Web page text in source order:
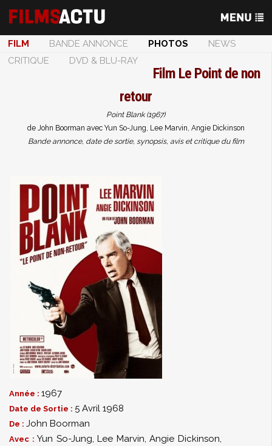
FILM BANDE ANNONCE PHOTOS
NEWS
CRITIQUE
DVD & BLU-RAY
Film Le Point de non
retour
Point Blank (1967)
de John Boorman avec Yun So-Jung, Lee Marvin, Angie Dickinson
Bande annonce, date de sortie, synopsis, avis et critique du film
Année : 1967
Date de Sortie : 5 Avril 1968
De : John Boorman
Avec :Yun So-Jung,Lee Marvin,Angie Dickinson,